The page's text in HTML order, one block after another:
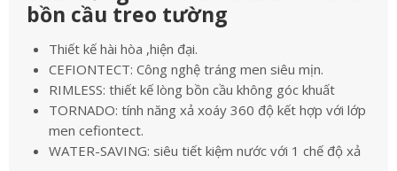
bồn cầu treo tường
Thiết kế hài hòa ,hiện đại.
CEFIONTECT: Công nghệ tráng men siêu mịn.
RIMLESS: thiết kế lòng bồn cầu không góc khuất
TORNADO: tính năng xả xoáy 360 độ kết hợp với lớp
men cefiontect.
WATER-SAVING: siêu tiết kiệm nước với 1 chế độ xả